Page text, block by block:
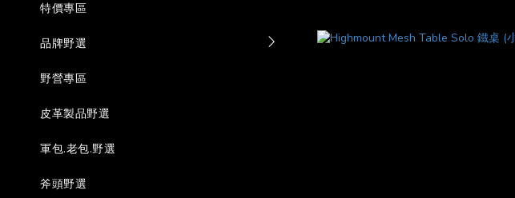
特價專區
品牌野選
野營專區
皮革製品野選
軍包.老包.野選
斧頭野選